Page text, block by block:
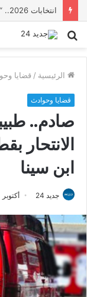
بحث
الرئيسية / قضايا
قضايا وحوادث
صادم..
الانتحار
ابن سينا
جديد 24 أكتوبر 1, 2022